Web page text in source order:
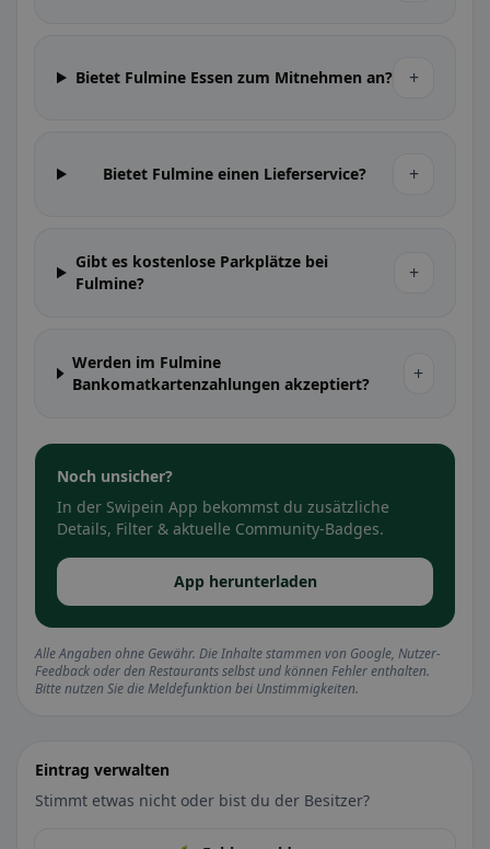
Bietet Fulmine Essen zum Mitnehmen an? +
Bietet Fulmine einen Lieferservice? +
Gibt es kostenlose Parkplätze bei
Fulmine?
+
Werden im Fulmine
Bankomatkartenzahlungen akzeptiert?
+
Noch unsicher?
In der Swipein App bekommst du zusätzliche
Details, Filter & aktuelle Community-Badges.
App herunterladen
Alle Angaben ohne Gewähr. Die Inhalte stammen von Google, Nutzer-
Feedback oder den Restaurants selbst und können Fehler enthalten.
Bitte nutzen Sie die Meldefunktion bei Unstimmigkeiten.
Eintrag verwalten
Stimmt etwas nicht oder bist du der Besitzer?